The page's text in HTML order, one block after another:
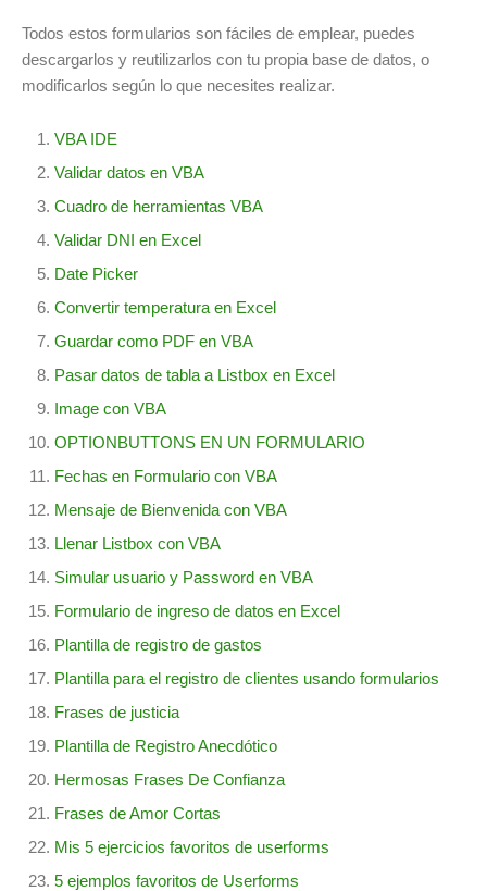
Todos estos formularios son fáciles de emplear, puedes
descargarlos y reutilizarlos con tu propia base de datos, o
modificarlos según lo que necesites realizar.
VBA IDE
Validar datos en VBA
Cuadro de herramientas VBA
Validar DNI en Excel
Date Picker
Convertir temperatura en Excel
Guardar como PDF en VBA
Pasar datos de tabla a Listbox en Excel
Image con VBA
OPTIONBUTTONS EN UN FORMULARIO
Fechas en Formulario con VBA
Mensaje de Bienvenida con VBA
Llenar Listbox con VBA
Simular usuario y Password en VBA
Formulario de ingreso de datos en Excel
Plantilla de registro de gastos
Plantilla para el registro de clientes usando formularios
Frases de justicia
Plantilla de Registro Anecdótico
Hermosas Frases De Confianza
Frases de Amor Cortas
Mis 5 ejercicios favoritos de userforms
5 ejemplos favoritos de Userforms